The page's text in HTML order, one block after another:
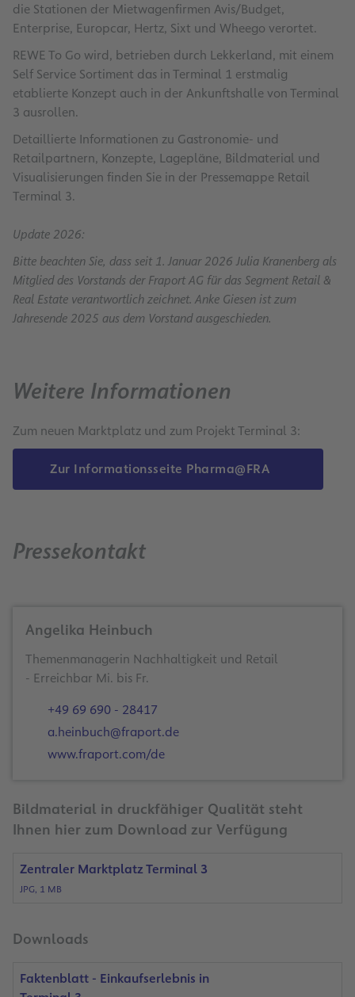
die Stationen der Mietwagenfirmen Avis/Budget,
Enterprise, Europcar, Hertz, Sixt und Wheego verortet.
REWE To Go wird, betrieben durch Lekkerland, mit einem
Self Service Sortiment das in Terminal 1 erstmalig
etablierte Konzept auch in der Ankunftshalle von Terminal
3 ausrollen.
Detaillierte Informationen zu Gastronomie- und
Retailpartnern, Konzepte, Lagepläne, Bildmaterial und
Visualisierungen finden Sie in der Pressemappe Retail
Terminal 3.
Update 2026:
Bitte beachten Sie, dass seit 1. Januar 2026 Julia Kranenberg als
Mitglied des Vorstands der Fraport AG für das Segment Retail &
Real Estate verantwortlich zeichnet. Anke Giesen ist zum
Jahresende 2025 aus dem Vorstand ausgeschieden.
Weitere Informationen
Zum neuen Marktplatz und zum Projekt Terminal 3:
Zur Informationsseite Pharma@FRA
Pressekontakt
Angelika Heinbuch
Themenmanagerin Nachhaltigkeit und Retail
- Erreichbar Mi. bis Fr.
+49 69 690 - 28417
a.heinbuch@fraport.de
www.fraport.com/de
Bildmaterial in druckfähiger Qualität steht
Ihnen hier zum Download zur Verfügung
Zentraler Marktplatz Terminal 3
JPG, 1 MB
Downloads
Faktenblatt - Einkaufserlebnis in